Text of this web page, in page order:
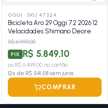
OGGI · SKU 47324
Bicicleta Aro 29 Oggi 7.2 2026 12
Velocidades Shimano Deore
R$ 6.999,00
PIX R$ 5.849,10
ou R$ 6.499,00 no cartão
12x de R$ 541,58 sem juros
COMPRAR